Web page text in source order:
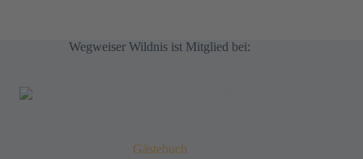
Wegweiser Wildnis ist Mitglied bei:
Gästebuch